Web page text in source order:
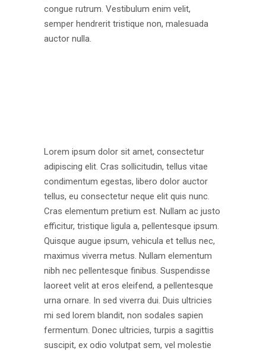
congue rutrum. Vestibulum enim velit,
semper hendrerit tristique non, malesuada
auctor nulla.
Lorem ipsum dolor sit amet, consectetur
adipiscing elit. Cras sollicitudin, tellus vitae
condimentum egestas, libero dolor auctor
tellus, eu consectetur neque elit quis nunc.
Cras elementum pretium est. Nullam ac justo
efficitur, tristique ligula a, pellentesque ipsum.
Quisque augue ipsum, vehicula et tellus nec,
maximus viverra metus. Nullam elementum
nibh nec pellentesque finibus. Suspendisse
laoreet velit at eros eleifend, a pellentesque
urna ornare. In sed viverra dui. Duis ultricies
mi sed lorem blandit, non sodales sapien
fermentum. Donec ultricies, turpis a sagittis
suscipit, ex odio volutpat sem, vel molestie